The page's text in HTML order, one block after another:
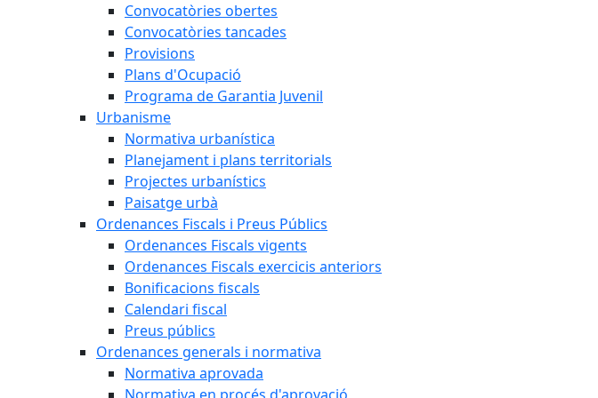
Convocatòries obertes
Convocatòries tancades
Provisions
Plans d'Ocupació
Programa de Garantia Juvenil
Urbanisme
Normativa urbanística
Planejament i plans territorials
Projectes urbanístics
Paisatge urbà
Ordenances Fiscals i Preus Públics
Ordenances Fiscals vigents
Ordenances Fiscals exercicis anteriors
Bonificacions fiscals
Calendari fiscal
Preus públics
Ordenances generals i normativa
Normativa aprovada